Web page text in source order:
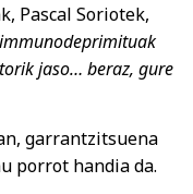
Pascal Soriotek,
jaso… beraz, gure
garrantzitsuena
porrot handia da.